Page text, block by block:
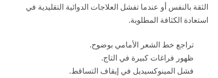
الثقة بالنفس أو عندما تفشل العلاجات الدوائية التقليدية في
استعادة الكثافة المطلوبة.
تراجع خط الشعر الأمامي بوضوح.
ظهور فراغات كبيرة في التاج.
فشل المينوكسيديل في إيقاف التساقط.